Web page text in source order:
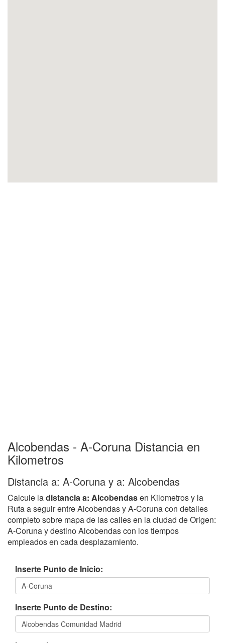
Alcobendas - A-Coruna Distancia en
Kilometros
Distancia a: A-Coruna y a: Alcobendas
Calcule ladistancia a: Alcobendasen Kilometros y la
Ruta a seguir entre Alcobendas y A-Coruna con detalles
completo sobre mapa de las calles en la ciudad de Origen:
A-Coruna y destino Alcobendas con los tiempos
empleados en cada desplazamiento.
Inserte Punto de Inicio:
Inserte Punto de Destino: